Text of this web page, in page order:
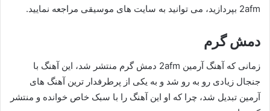
2afm بپردازید، می توانید به سایت های موسیقی مراجعه نمایید.
دمش گرم
زمانی که آهنگ آرمین 2afm دمش گرم منتشر شد، این آهنگ با
جنجال زیادی رو به‌ رو شد و به یکی از پرطرفدار ترین آهنگ های
آرمین تبدیل شد، چرا که او این آهنگ را با سبک خاص خوانده و منتشر